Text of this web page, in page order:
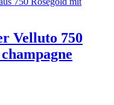
Velluto 750